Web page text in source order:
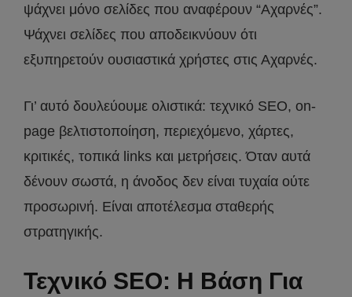
ψάχνει μόνο σελίδες που αναφέρουν “Αχαρνές”.
Ψάχνει σελίδες που αποδεικνύουν ότι
εξυπηρετούν ουσιαστικά χρήστες στις Αχαρνές.
Γι’ αυτό δουλεύουμε ολιστικά: τεχνικό SEO, on-
page βελτιστοποίηση, περιεχόμενο, χάρτες,
κριτικές, τοπικά links και μετρήσεις. Όταν αυτά
δένουν σωστά, η άνοδος δεν είναι τυχαία ούτε
προσωρινή. Είναι αποτέλεσμα σταθερής
στρατηγικής.
Τεχνικό SEO: Η Βάση Για